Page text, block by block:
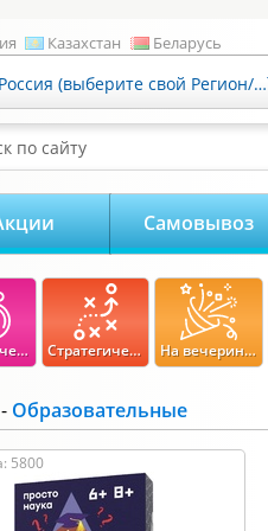
Казахстан Беларусь
Россия (выберите свой Регион/Город)
по сайту
Самовывоз
Экономические Стратегические На вечеринку
- Образовательные
100-3 000руб.
5800